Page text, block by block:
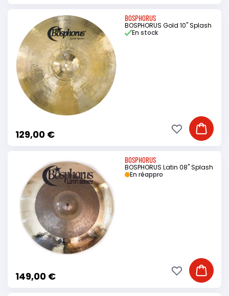
BOSPHORUS
BOSPHORUS Gold 10" Splash
129,00 €
En stock
Ajouter
Ajouter à ma
BOSPHORUS
BOSPHORUS Latin 08" Splash
149,00 €
En réappro
Ajouter
Ajouter à ma